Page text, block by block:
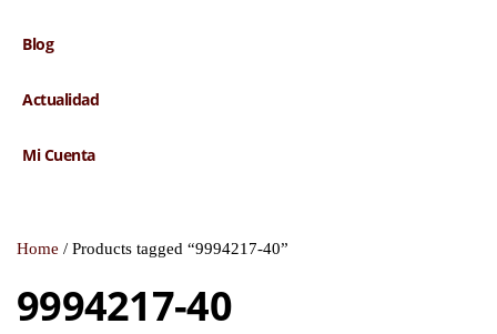
Blog
Actualidad
Mi Cuenta
Home / Products tagged “9994217-40”
9994217-40